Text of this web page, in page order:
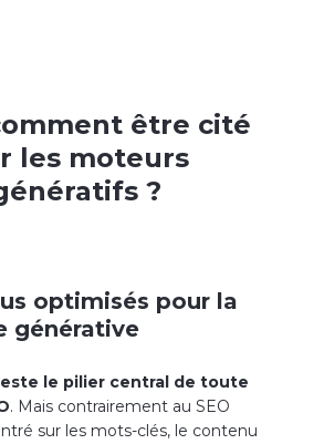
être cité
les moteurs
?
optimisés pour la
générative
le pilier central de toute
. Mais contrairement au SEO
sur les mots-clés, le contenu